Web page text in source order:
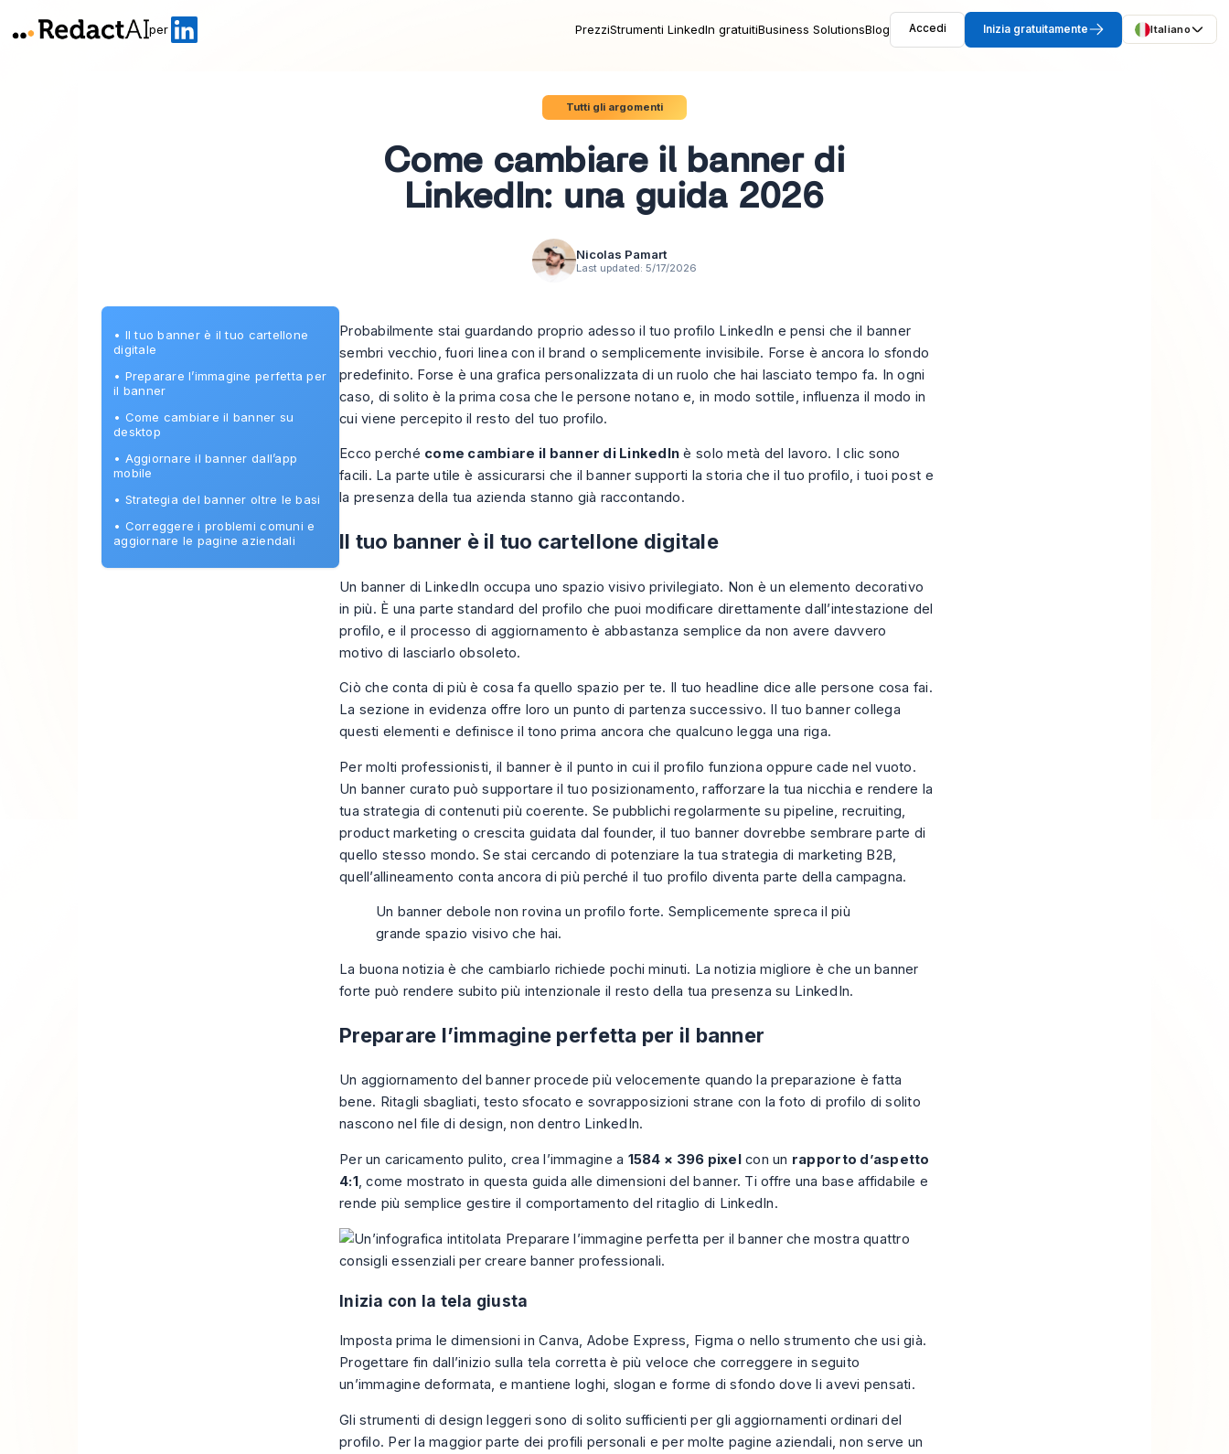
per PrezziStrumenti LinkedIn gratuitiBusiness SolutionsBlog Accedi Inizia gratuitamente Italiano
Tutti gli argomenti
Come cambiare il banner di
LinkedIn: una guida 2026
Nicolas Pamart
Last updated: 5/17/2026
• Il tuo banner è il tuo cartellone
digitale
• Preparare l’immagine perfetta per
il banner
• Come cambiare il banner su
desktop
• Aggiornare il banner dall’app
mobile
• Strategia del banner oltre le basi
• Correggere i problemi comuni e
aggiornare le pagine aziendali
Probabilmente stai guardando proprio adesso il tuo profilo LinkedIn e pensi che il banner
sembri vecchio, fuori linea con il brand o semplicemente invisibile. Forse è ancora lo sfondo
predefinito. Forse è una grafica personalizzata di un ruolo che hai lasciato tempo fa. In ogni
caso, di solito è la prima cosa che le persone notano e, in modo sottile, influenza il modo in
cui viene percepito il resto del tuo profilo.
Ecco perché come cambiare il banner di LinkedIn è solo metà del lavoro. I clic sono
facili. La parte utile è assicurarsi che il banner supporti la storia che il tuo profilo, i tuoi post e
la presenza della tua azienda stanno già raccontando.
Il tuo banner è il tuo cartellone digitale
Un banner di LinkedIn occupa uno spazio visivo privilegiato. Non è un elemento decorativo
in più. È una parte standard del profilo che puoi modificare direttamente dall’intestazione del
profilo, e il processo di aggiornamento è abbastanza semplice da non avere davvero
motivo di lasciarlo obsoleto.
Ciò che conta di più è cosa fa quello spazio per te. Il tuo headline dice alle persone cosa fai.
La sezione in evidenza offre loro un punto di partenza successivo. Il tuo banner collega
questi elementi e definisce il tono prima ancora che qualcuno legga una riga.
Per molti professionisti, il banner è il punto in cui il profilo funziona oppure cade nel vuoto.
Un banner curato può supportare il tuo posizionamento, rafforzare la tua nicchia e rendere la
tua strategia di contenuti più coerente. Se pubblichi regolarmente su pipeline, recruiting,
product marketing o crescita guidata dal founder, il tuo banner dovrebbe sembrare parte di
quello stesso mondo. Se stai cercando di potenziare la tua strategia di marketing B2B,
quell’allineamento conta ancora di più perché il tuo profilo diventa parte della campagna.
Un banner debole non rovina un profilo forte. Semplicemente spreca il più
grande spazio visivo che hai.
La buona notizia è che cambiarlo richiede pochi minuti. La notizia migliore è che un banner
forte può rendere subito più intenzionale il resto della tua presenza su LinkedIn.
Preparare l’immagine perfetta per il banner
Un aggiornamento del banner procede più velocemente quando la preparazione è fatta
bene. Ritagli sbagliati, testo sfocato e sovrapposizioni strane con la foto di profilo di solito
nascono nel file di design, non dentro LinkedIn.
Per un caricamento pulito, crea l’immagine a 1584 × 396 pixelcon un rapporto d’aspetto
4:1, come mostrato in questa guida alle dimensioni del banner. Ti offre una base affidabile e
rende più semplice gestire il comportamento del ritaglio di LinkedIn.
Inizia con la tela giusta
Imposta prima le dimensioni in Canva, Adobe Express, Figma o nello strumento che usi già.
Progettare fin dall’inizio sulla tela corretta è più veloce che correggere in seguito
un’immagine deformata, e mantiene loghi, slogan e forme di sfondo dove li avevi pensati.
Gli strumenti di design leggeri sono di solito sufficienti per gli aggiornamenti ordinari del
profilo. Per la maggior parte dei profili personali e per molte pagine aziendali, non serve un